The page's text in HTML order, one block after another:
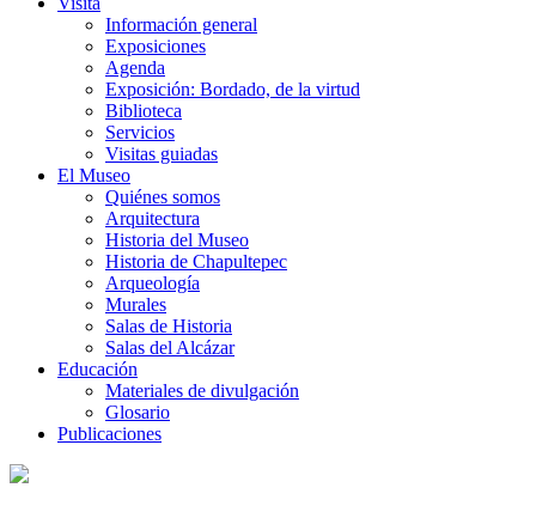
Información general
Exposiciones
Agenda
Exposición: Bordado, de la virtud
Biblioteca
Servicios
Visitas guiadas
El Museo
Quiénes somos
Arquitectura
Historia del Museo
Historia de Chapultepec
Arqueología
Murales
Salas de Historia
Salas del Alcázar
Educación
Materiales de divulgación
Glosario
Publicaciones